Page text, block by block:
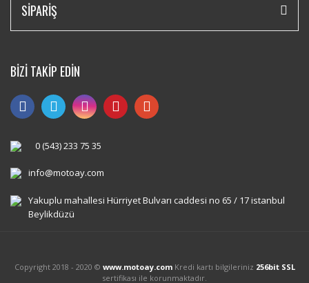
SİPARİŞ
BİZİ TAKİP EDİN
0 (543) 233 75 35
info@motoay.com
Yakuplu mahallesi Hürriyet Bulvarı caddesi no 65 / 17 istanbul
Beylikdüzü
Copyright 2018 - 2020 © www.motoay.comKredi kartı bilgileriniz 256bit SSL
sertifikası ile korunmaktadır.